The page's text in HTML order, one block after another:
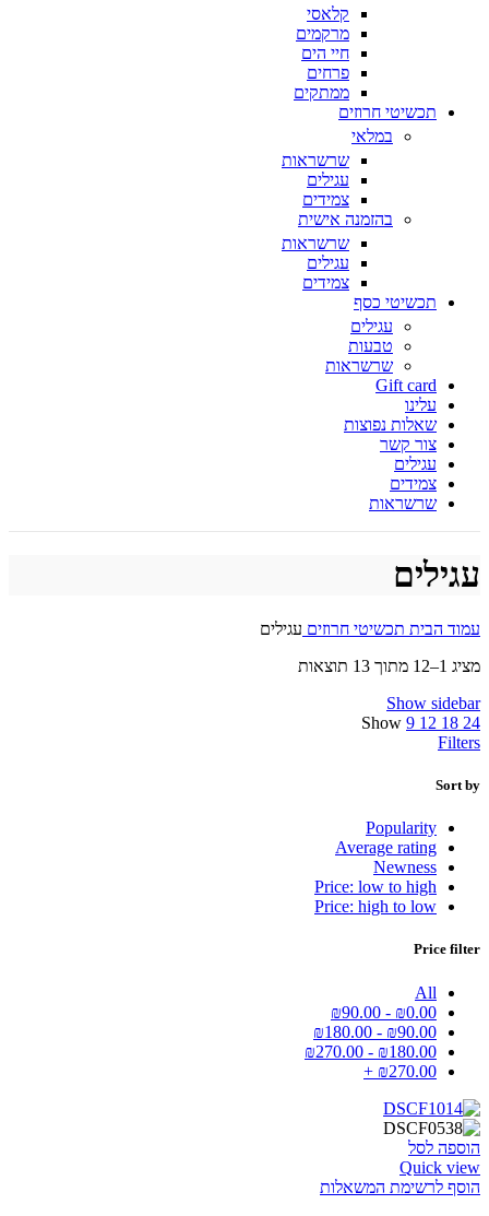
קלאסי
מרקמים
חיי הים
פרחים
ממתקים
תכשיטי חרוזים
במלאי
שרשראות
עגילים
צמידים
בהזמנה אישית
שרשראות
עגילים
צמידים
תכשיטי כסף
עגילים
טבעות
שרשראות
Gift card
עלינו
שאלות נפוצות
צור קשר
עגילים
צמידים
שרשראות
עגילים
עמוד הבית תכשיטי חרוזים עגילים
מציג 1–12 מתוך 13 תוצאות
Show sidebar
Show 9 12 18 24
Filters
Sort by
Popularity
Average rating
Newness
Price: low to high
Price: high to low
Price filter
All
₪0.00
-
₪90.00
₪90.00
-
₪180.00
₪180.00
-
₪270.00
₪270.00
+
הוספה לסל
Quick view
הוסף לרשימת המשאלות